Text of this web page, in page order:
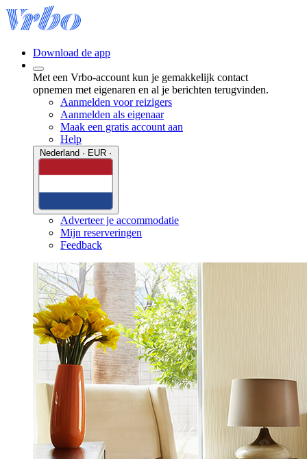
Download de app
Met een Vrbo-account kun je gemakkelijk contact
opnemen met eigenaren en al je berichten terugvinden.
Aanmelden voor reizigers
Aanmelden als eigenaar
Maak een gratis account aan
Help
Adverteer je accommodatie
Mijn reserveringen
Feedback